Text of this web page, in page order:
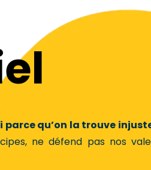
qu’on la trouve
ne défend pas nos